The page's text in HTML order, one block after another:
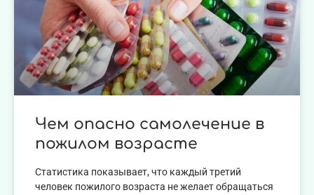
Чем опасно самолечение в
пожилом возрасте
Статистика показывает, что каждый третий
человек пожилого возраста не желает обращаться